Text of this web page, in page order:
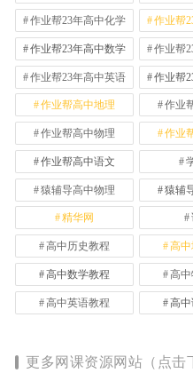
作业帮23年高中化学 作业帮
作业帮23年高中数学 作业帮
作业帮23年高中英语 作业帮
作业帮高中地理 作业
作业帮高中物理 作业
作业帮高中语文
猿辅导高中物理 猿辅
精华网
高中历史教程 高
高中数学教程 高
高中英语教程 高
更多网课资源网站（点击